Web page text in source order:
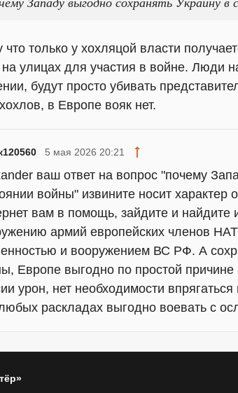
что только у хохляцой власти
улицах для участия в войне. Люди
будут просто убивать
в Европе вояк нет.
5 мая 2026 20:21
ваш ответ на вопрос "почему
войны" извините носит характер
вам в помощь, зайдите и
армий европейских членов
и вооружением ВС РФ. А
Европе выгодно по простой
урон, нет необходимости
раскладах выгодно воевать с